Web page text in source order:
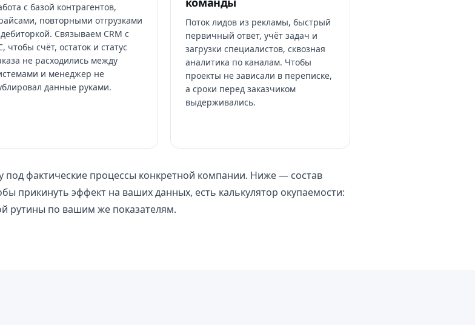
с базой контрагентов,
повторными отгрузками
Связываем CRM с
чтобы счёт, остаток и статус
не расходились между
и менеджер не
данные руками.
Поток лидов из рекламы, быстрый
первичный ответ, учёт задач и
загрузки специалистов, сквозная
аналитика по каналам. Чтобы
проекты не зависали в переписке,
а сроки перед заказчиком
выдерживались.
под фактические процессы конкретной компании. Ниже — состав
прикинуть эффект на ваших данных, есть калькулятор окупаемости:
рутины по вашим же показателям.